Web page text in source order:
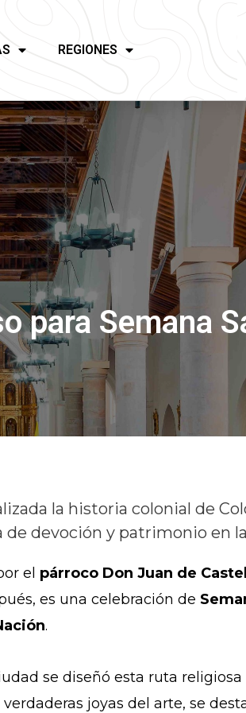
REGIONES
para Semana
la historia colonial de
devoción y patrimonio en
el párroco Don Juan de
es una celebración de
.
se diseñó esta ruta
joyas del arte, se